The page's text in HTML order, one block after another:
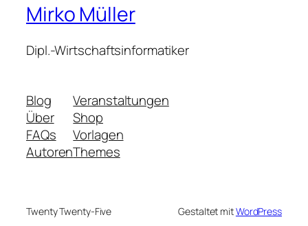
Mirko Müller
Dipl.-Wirtschaftsinformatiker
Blog
Über
FAQs
Autoren
Veranstaltungen
Shop
Vorlagen
Themes
Twenty Twenty-Five Gestaltet mitWordPress